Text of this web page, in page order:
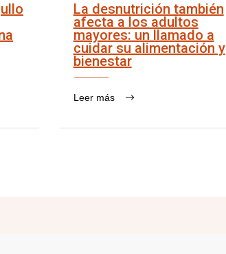
La desnutrición también
afecta a los adultos
mayores: un llamado a
cuidar su alimentación y
bienestar
Leer más